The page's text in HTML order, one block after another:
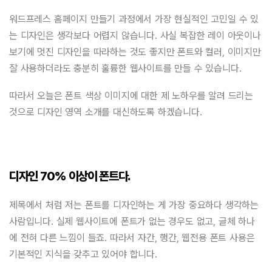
워드프레스 홈페이지 만들기 과정에서 가장 현실적인 고민일 수 있
는 디자인은 생각보다 어렵지 않습니다. 사실 복잡한 레이 아웃이나
보기에 멋진 디자인을 따라하는 것도 좋지만 폰트와 컬러, 이미지만
잘 사용하더라도 충분히 훌륭한 웹사이트를 만들 수 있습니다.
따라서 오늘은 폰트 색상 이미지에 대한 제 노하우를 알려 드리는
것으로 디자인 영역 소개를 대신하도록 하겠습니다.
디자인 70% 이상이 폰트다.
제목에서 처럼 저는 폰트를 디자인하는 게 가장 중요하다 생각하는
사람입니다. 실제 웹사이트에 폰트가 없는 경우도 없고, 글체 하나
에 전혀 다른 느낌이 들죠. 따라서 자간, 행간, 웹전용 폰트 사용은
기본적인 지식을 갖추고 있어야 합니다.